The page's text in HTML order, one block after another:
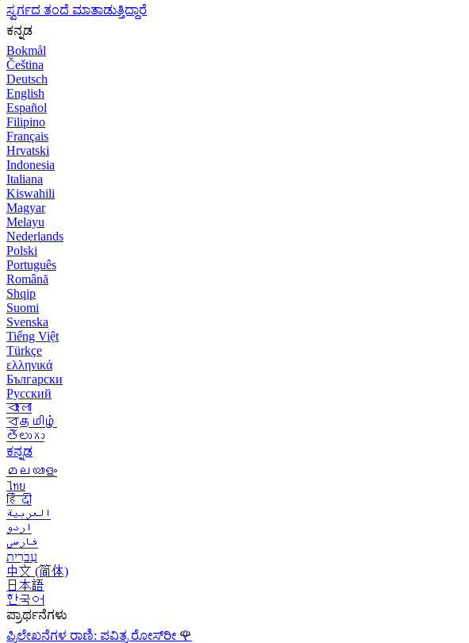
ಸ್ವರ್ಗದ ತಂದೆ ಮಾತಾಡುತ್ತಿದ್ದಾರೆ
ಕನ್ನಡ
Bokmål
Čeština
Deutsch
English
Español
Filipino
Français
Hrvatski
Indonesia
Italiana
Kiswahili
Magyar
Melayu
Nederlands
Polski
Português
Română
Shqip
Suomi
Svenska
Tiếng Việt
Türkçe
ελληνικά
Български
Русский
বাংলা
বதமிழ்
తెలుగు
ಕನ್ನಡ
മലയാളം
ไทย
हिंदी
العربية
اردو
فارسی
עִברִית
中文 (简体)
日本語
한국어
ಪ್ರಾರ್ಥನೆಗಳು
ಪ್ರಿಲೇಖನೆಗಳ ರಾಣಿ: ಪವಿತ್ರ ರೋಸ್‌ರೀ 🌹